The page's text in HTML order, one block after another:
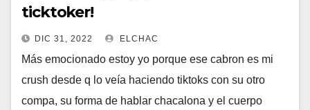
ticktoker!
DIC 31, 2022 ELCHAC
Más emocionado estoy yo porque ese cabron es mi
crush desde q lo veía haciendo tiktoks con su otro
compa, su forma de hablar chacalona y el cuerpo